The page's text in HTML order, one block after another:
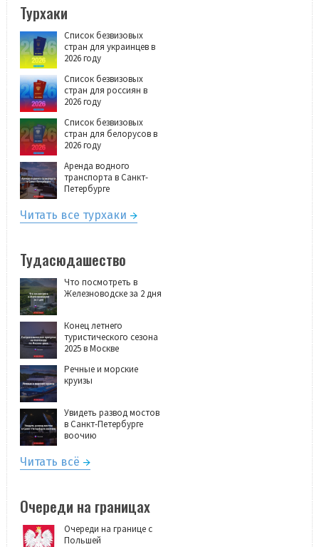
Турхаки
Список безвизовых
стран для украинцев в
2026 году
Список безвизовых
стран для россиян в
2026 году
Список безвизовых
стран для белорусов в
2026 году
Аренда водного
транспорта в Санкт-
Петербурге
Читать все турхаки
Тудасюдашество
Что посмотреть в
Железноводске за 2 дня
Конец летнего
туристического сезона
2025 в Москве
Речные и морские
круизы
Увидеть развод мостов
в Санкт-Петербурге
воочию
Читать всё
Очереди на границах
Очереди на границе с
Польшей